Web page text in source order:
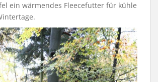
ein wärmendes Fleecefutter für kühle